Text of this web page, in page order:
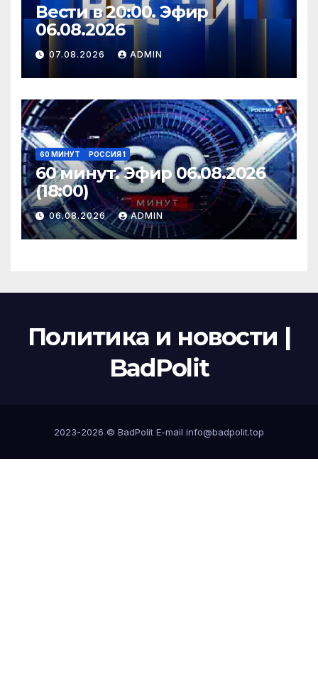
Вести в 20:00. Эфир
06.08.2026
07.08.2026 ADMIN
60 МИНУТ РОССИЯ 1
60 минут. Эфир 06.08.2026
(18:00)
06.08.2026 ADMIN
Политика и новости |
BadPolit
2023-2026 © BadPolit E-mail info@badpolit.top